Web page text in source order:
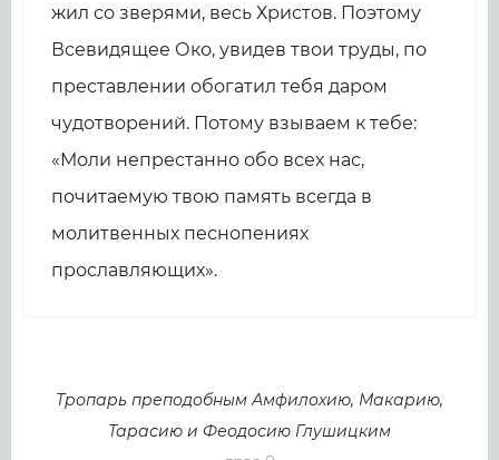
жил со зверями, весь Христов. Поэтому
Всевидящее Око, увидев твои труды, по
преставлении обогатил тебя даром
чудотворений. Потому взываем к тебе:
«Моли непрестанно обо всех нас,
почитаемую твою память всегда в
молитвенных песнопениях
прославляющих».
Тропарь преподобным Амфилохию, Макарию,
Тарасию и Феодосию Глушицким